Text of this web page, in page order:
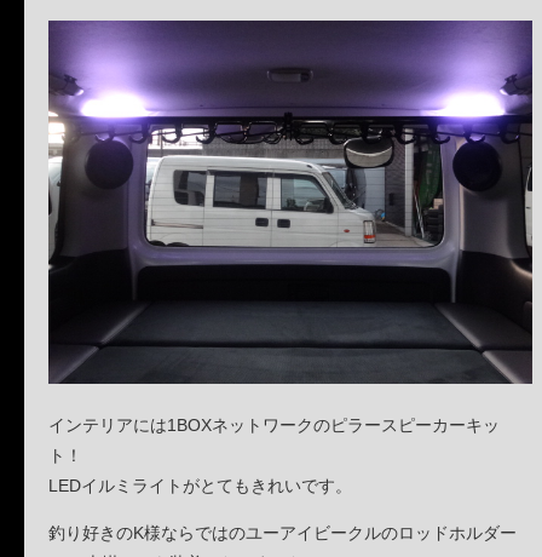
インテリアには1BOXネットワークのピラースピーカーキッ
ト！
LEDイルミライトがとてもきれいです。
釣り好きのK様ならではのユーアイビークルのロッドホルダー